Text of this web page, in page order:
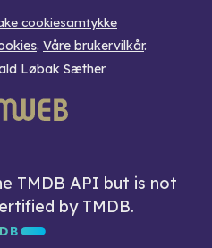
cookiesamtykke
. Våre brukervilkår.
Løbak Sæther
TMDB API but is not
by TMDB.